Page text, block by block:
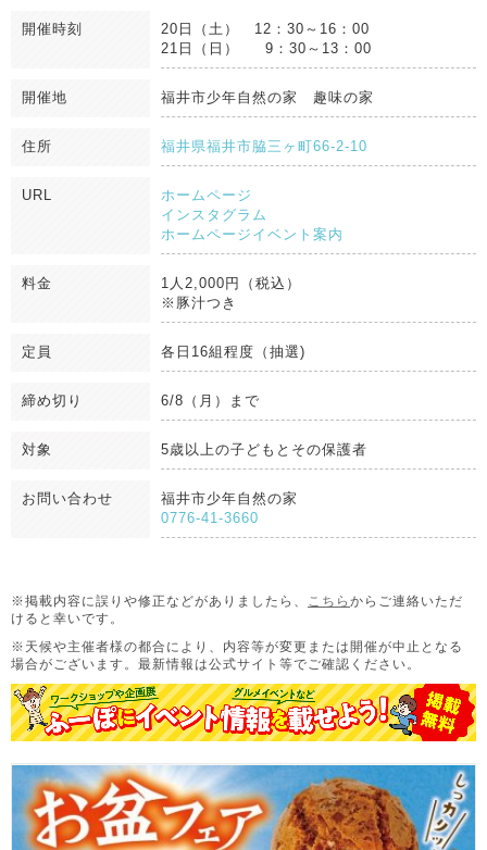
開催時刻
20日（土） 12：30～16：00
21日（日） 9：30～13：00
開催地 福井市少年自然の家 趣味の家
住所 福井県福井市脇三ヶ町66-2-10
URL
ホームページ
インスタグラム
ホームページイベント案内
料金
1人2,000円（税込）
※豚汁つき
定員 各日16組程度（抽選)
締め切り 6/8（月）まで
対象 5歳以上の子どもとその保護者
お問い合わせ
福井市少年自然の家
0776-41-3660
※掲載内容に誤りや修正などがありましたら、 こちら からご連絡いただ
けると幸いです。
※天候や主催者様の都合により、内容等が変更または開催が中止となる
場合がございます。 最新情報は公式サイト等でご確認ください。